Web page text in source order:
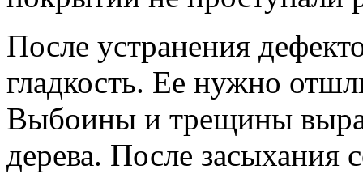
После устранения
гладкость. Ее нужно
Выбоины и трещины
дерева. После засыхания